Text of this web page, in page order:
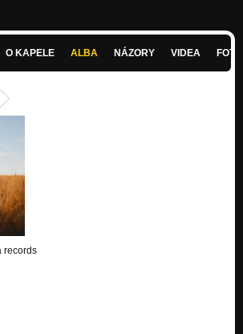
feat. Afarastafa
(remix) feat. Efko,Afarastafa,Brooklyn,N
Pio Squad, Afarastafa, Brooklyn,
O KAPELE ALBA NÁZORY VIDEA
records